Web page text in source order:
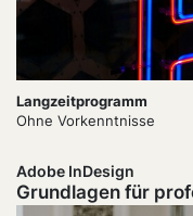
Dauer:
Langzeitprogramm
Level
Ohne Vorkenntnisse
Adobe InDesign
Grundlagen für